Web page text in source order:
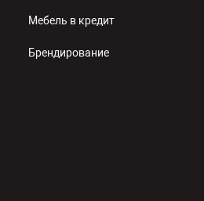
Мебель в кредит
Брендирование